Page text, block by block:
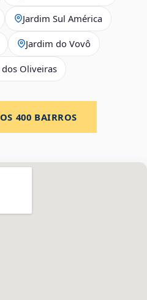
Jardim Sul América
Jardim do Vovô
dos Oliveiras
400 BAIRROS